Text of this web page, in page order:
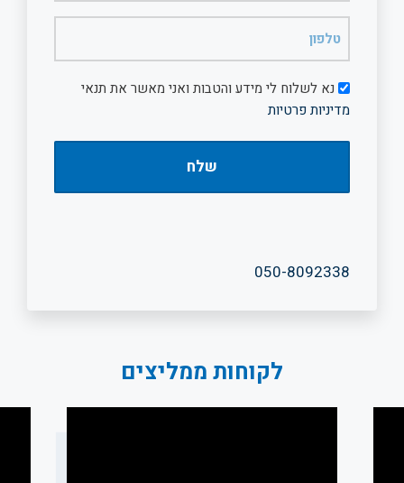
דיוורנא לשלוח לי מידע והטבות ואני מאשר את תנאי
מדיניות פרטיות
050-8092338
לקוחות ממליצים